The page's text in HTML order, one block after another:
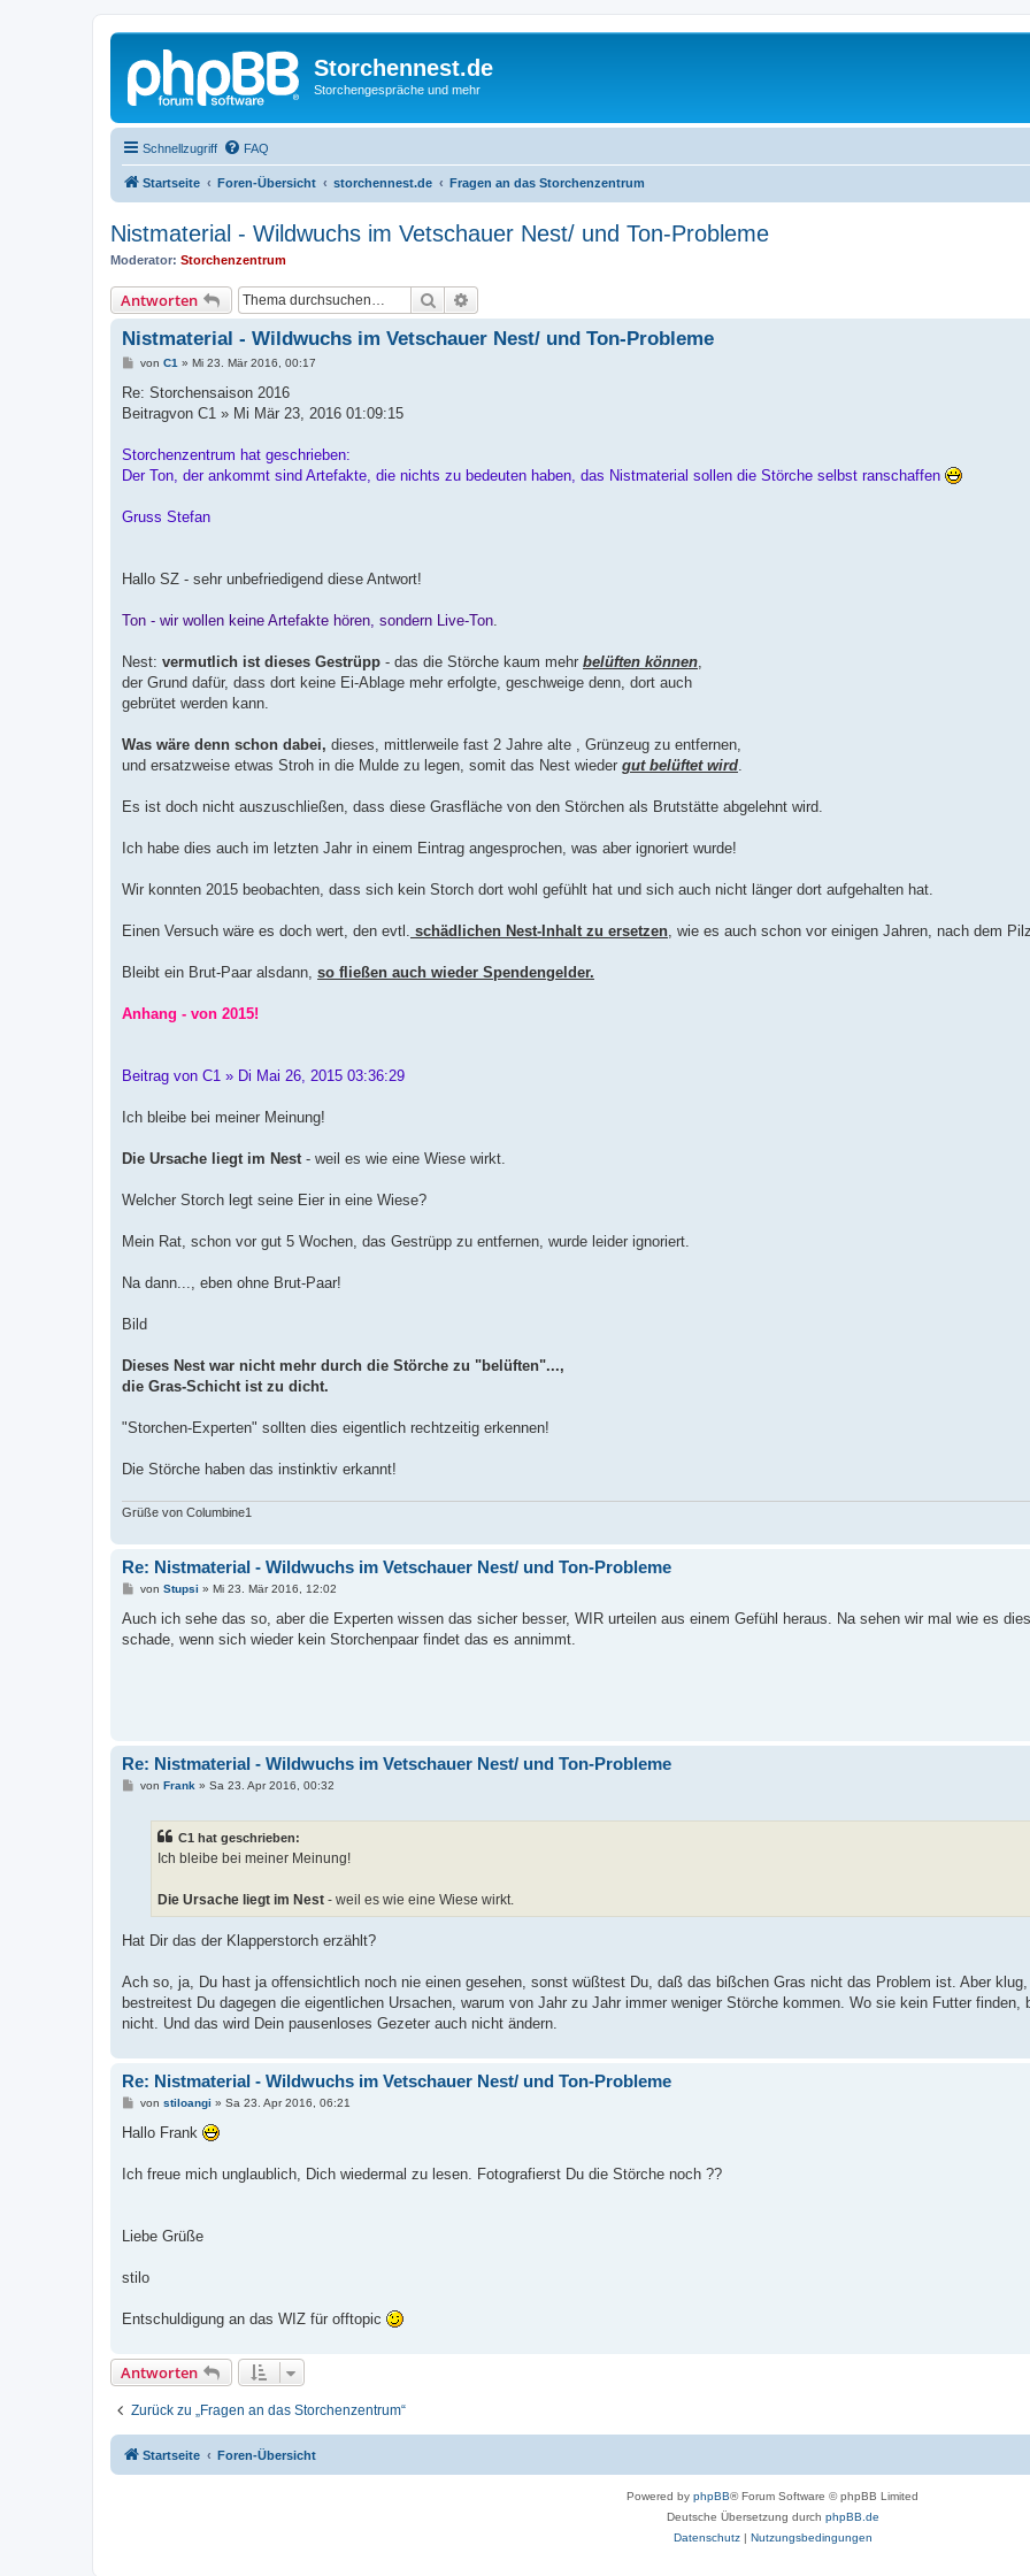
Storchennest.de
Storchengespräche und mehr
Schnellzugriff FAQ
Startseite Foren-Übersicht storchennest.de Fragen an das Storchenzentrum
Nistmaterial - Wildwuchs im Vetschauer Nest/ und Ton-Probleme
Moderator: Storchenzentrum
Antworten Suche
Nistmaterial - Wildwuchs im Vetschauer Nest/ und Ton-Probleme
B
i
r
von C1 » Mi 23. Mär 2016, 00:17
Re: Storchensaison 2016
Beitragvon C1 » Mi Mär 23, 2016 01:09:15
Storchenzentrum hat geschrieben:
Der Ton, der ankommt sind Artefakte, die nichts zu bedeuten haben, das Nistmaterial sollen die Störche selbst ranschaffen
Gruss Stefan
Hallo SZ - sehr unbefriedigend diese Antwort!
Ton - wir wollen keine Artefakte hören, sondern Live-Ton.
Nest: vermutlich ist dieses Gestrüpp - das die Störche kaum mehr belüften können,
der Grund dafür, dass dort keine Ei-Ablage mehr erfolgte, geschweige denn, dort auch
gebrütet werden kann.
Was wäre denn schon dabei, dieses, mittlerweile fast 2 Jahre alte , Grünzeug zu entfernen,
und ersatzweise etwas Stroh in die Mulde zu legen, somit das Nest wieder gut belüftet wird.
Es ist doch nicht auszuschließen, dass diese Grasfläche von den Störchen als Brutstätte abgelehnt wird.
Ich habe dies auch im letzten Jahr in einem Eintrag angesprochen, was aber ignoriert wurde!
Wir konnten 2015 beobachten, dass sich kein Storch dort wohl gefühlt hat und sich auch nicht länger dort aufgehalten hat.
Einen Versuch wäre es doch wert, den evtl. schädlichen Nest-Inhalt zu ersetzen, wie es auch schon vor einigen Jahren, nach dem
Bleibt ein Brut-Paar alsdann, so fließen auch wieder Spendengelder.
Anhang - von 2015!
Beitrag von C1 » Di Mai 26, 2015 03:36:29
Ich bleibe bei meiner Meinung!
Die Ursache liegt im Nest - weil es wie eine Wiese wirkt.
Welcher Storch legt seine Eier in eine Wiese?
Mein Rat, schon vor gut 5 Wochen, das Gestrüpp zu entfernen, wurde leider ignoriert.
Na dann..., eben ohne Brut-Paar!
Bild
Dieses Nest war nicht mehr durch die Störche zu "belüften"...,
die Gras-Schicht ist zu dicht.
"Storchen-Experten" sollten dies eigentlich rechtzeitig erkennen!
Die Störche haben das instinktiv erkannt!
Grüße von Columbine1
Re: Nistmaterial - Wildwuchs im Vetschauer Nest/ und Ton-Probleme
B
r
von Stupsi » Mi 23. Mär 2016, 12:02
Auch ich sehe das so, aber die Experten wissen das sicher besser, WIR urteilen aus einem Gefühl heraus. Na sehen wir mal wie es
schade, wenn sich wieder kein Storchenpaar findet das es annimmt.
Re: Nistmaterial - Wildwuchs im Vetschauer Nest/ und Ton-Probleme
Bvon Frank» Sa 23. Apr 2016, 00:32
C1 hat geschrieben:
Ich bleibe bei meiner Meinung!
Die Ursache liegt im Nest - weil es wie eine Wiese wirkt.
Hat Dir das der Klapperstorch erzählt?
Ach so, ja, Du hast ja offensichtlich noch nie einen gesehen, sonst wüßtest Du, daß das bißchen Gras nicht das Problem ist. Aber
bestreitest Du dagegen die eigentlichen Ursachen, warum von Jahr zu Jahr immer weniger Störche kommen. Wo sie kein Futter finden,
nicht. Und das wird Dein pausenloses Gezeter auch nicht ändern.
Re: Nistmaterial - Wildwuchs im Vetschauer Nest/ und Ton-Probleme
B
i
a
von stiloangi » Sa 23. Apr 2016, 06:21
Hallo Frank
Ich freue mich unglaublich, Dich wiedermal zu lesen. Fotografierst Du die Störche noch ??
Liebe Grüße
stilo
Entschuldigung an das WIZ für offtopic
Antworten
Zurück zu „Fragen an das Storchenzentrum“
Startseite Foren-Übersicht
Powered by phpBB® Forum Software © phpBB Limited
Deutsche Übersetzung durch phpBB.de
Datenschutz| Nutzungsbedingungen